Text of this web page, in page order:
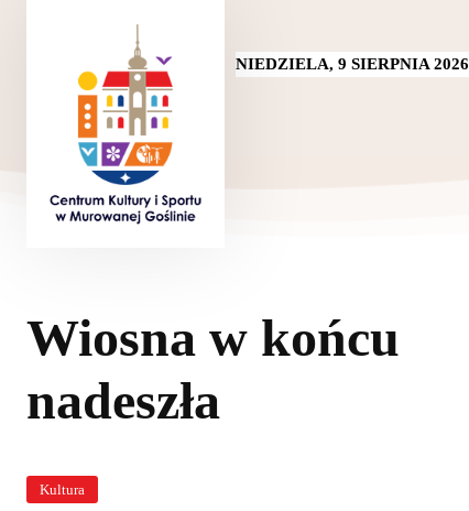
NIEDZIELA, 9 SIERPNIA 2026
Wiosna w końcu
nadeszła
Kultura